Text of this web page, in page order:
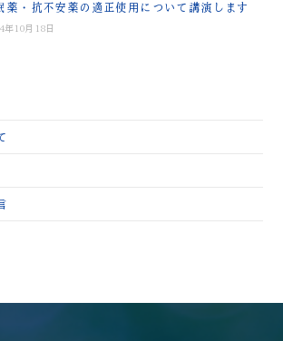
薬・抗不安薬の適正使用について講演します
年10月18日